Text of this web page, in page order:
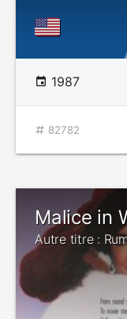
1987
82782
Malice in
Autre titre :